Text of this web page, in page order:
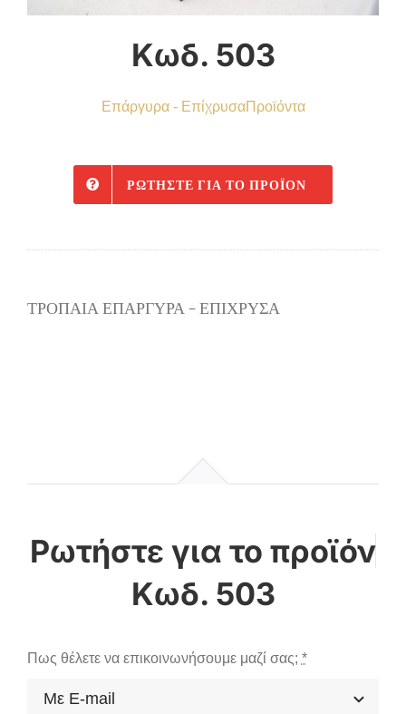
Κωδ. 503
Επάργυρα - ΕπίχρυσαΠροϊόντα
ΡΩΤΉΣΤΕ ΓΙΑ ΤΟ ΠΡΟΪΌΝ
ΤΡΟΠΑΙΑ ΕΠΑΡΓΥΡΑ – ΕΠΙΧΡΥΣΑ
Κωδ. 503
Πως θέλετε να επικοινωνήσουμε μαζί σας; *